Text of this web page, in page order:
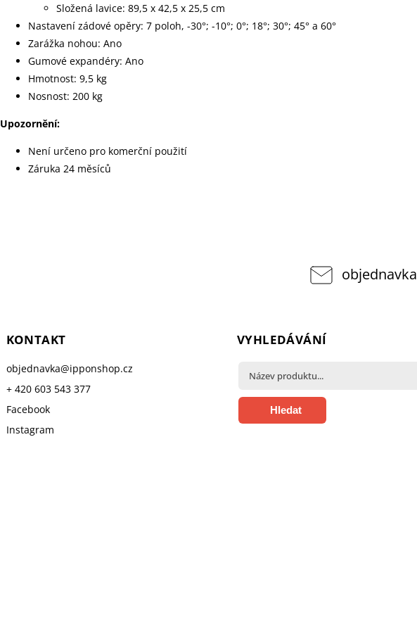
Složená lavice: 89,5 x 42,5 x 25,5 cm
Nastavení zádové opěry: 7 poloh, -30°; -10°; 0°; 18°; 30°; 45° a 60°
Zarážka nohou: Ano
Gumové expandéry: Ano
Hmotnost: 9,5 kg
Nosnost: 200 kg
Upozornění:
Není určeno pro komerční použití
Záruka 24 měsíců
objednavka
KONTAKT
objednavka@ipponshop.cz
+ 420 603 543 377
Facebook
Instagram
VYHLEDÁVÁNÍ
Hledat